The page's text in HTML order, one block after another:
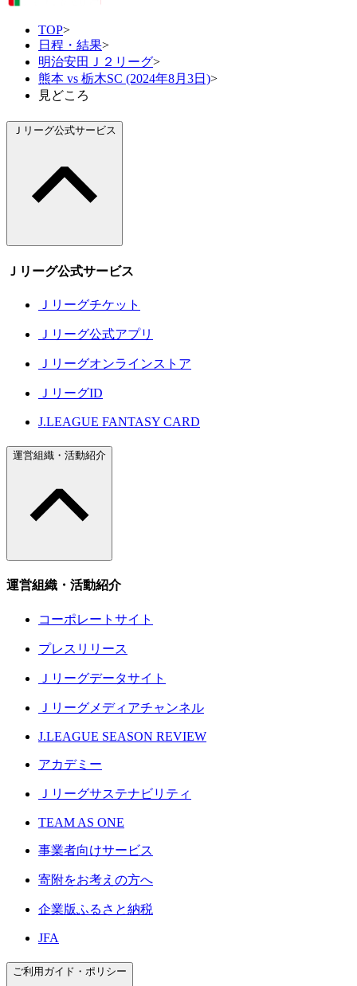
TOP>
日程・結果>
明治安田Ｊ２リーグ>
熊本 vs 栃木SC (2024年8月3日)>
見どころ
Ｊリーグ公式サービス
Ｊリーグ公式サービス
Ｊリーグチケット
Ｊリーグ公式アプリ
Ｊリーグオンラインストア
ＪリーグID
J.LEAGUE FANTASY CARD
運営組織・活動紹介
運営組織・活動紹介
コーポレートサイト
プレスリリース
Ｊリーグデータサイト
Ｊリーグメディアチャンネル
J.LEAGUE SEASON REVIEW
アカデミー
Ｊリーグサステナビリティ
TEAM AS ONE
事業者向けサービス
寄附をお考えの方へ
企業版ふるさと納税
JFA
ご利用ガイド・ポリシー